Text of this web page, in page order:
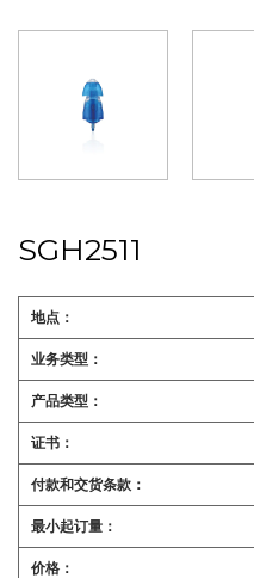
SGH2511
地点：
业务类型：
产品类型：
证书：
付款和交货条款：
最小起订量：
价格：